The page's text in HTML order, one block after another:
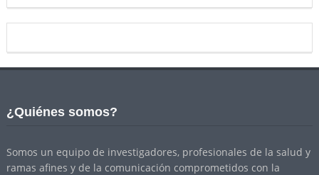
¿Quiénes somos?
Somos un equipo de investigadores, profesionales de la salud y
ramas afines y de la comunicación comprometidos con la